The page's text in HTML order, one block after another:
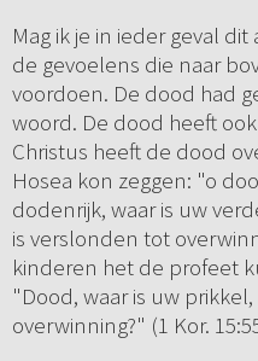
Mag ik je in ieder geval
de gevoelens die naar
voordoen. De dood had
woord. De dood heeft
Christus heeft de dood
Hosea kon zeggen: "o
dodenrijk, waar is uw
is verslonden tot
kinderen het de profeet
"Dood, waar is uw prikkel,
overwinning?" (1 Kor.